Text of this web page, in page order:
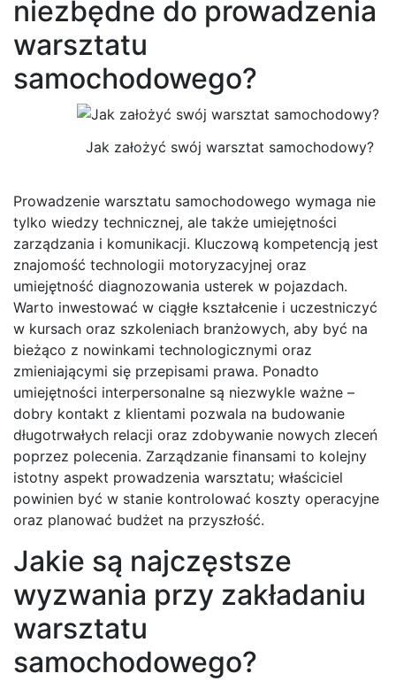
niezbędne do prowadzenia
warsztatu
samochodowego?
Jak założyć swój warsztat samochodowy?
Prowadzenie warsztatu samochodowego wymaga nie
tylko wiedzy technicznej, ale także umiejętności
zarządzania i komunikacji. Kluczową kompetencją jest
znajomość technologii motoryzacyjnej oraz
umiejętność diagnozowania usterek w pojazdach.
Warto inwestować w ciągłe kształcenie i uczestniczyć
w kursach oraz szkoleniach branżowych, aby być na
bieżąco z nowinkami technologicznymi oraz
zmieniającymi się przepisami prawa. Ponadto
umiejętności interpersonalne są niezwykle ważne –
dobry kontakt z klientami pozwala na budowanie
długotrwałych relacji oraz zdobywanie nowych zleceń
poprzez polecenia. Zarządzanie finansami to kolejny
istotny aspekt prowadzenia warsztatu; właściciel
powinien być w stanie kontrolować koszty operacyjne
oraz planować budżet na przyszłość.
Jakie są najczęstsze
wyzwania przy zakładaniu
warsztatu
samochodowego?